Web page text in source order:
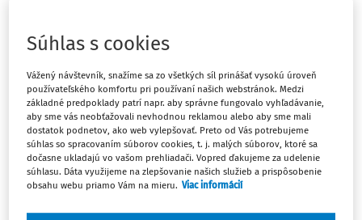
Pracovné právo(2)
Filter
Počet vyhľadaných dokumentov:3
Zoradiť podľa
Najnovšie Najstaršie
Súhlas s cookies
Vážený návštevník, snažíme sa zo všetkých síl prinášať vysokú úroveň
používateľského komfortu pri používaní našich webstránok. Medzi
základné predpoklady patrí napr. aby správne fungovalo vyhľadávanie,
aby sme vás neobťažovali nevhodnou reklamou alebo aby sme mali
dostatok podnetov, ako web vylepšovať. Preto od Vás potrebujeme
súhlas so spracovaním súborov cookies, t. j. malých súborov, ktoré sa
dočasne ukladajú vo vašom prehliadači. Vopred ďakujeme za udelenie
súhlasu. Dáta využijeme na zlepšovanie našich služieb a prispôsobenie
obsahu webu priamo Vám na mieru. Viac informácií